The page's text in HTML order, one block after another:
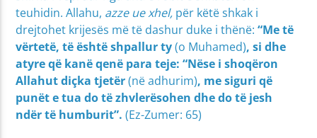
teuhidin. Allahu, azze ue xhel, për këtë shkak i
drejtohet krijesës më të dashur duke i thënë:“Me të
vërtetë, të është shpallur ty(o Muhamed), si dhe
atyre që kanë qenë para teje: “Nëse i shoqëron
Allahut diçka tjetër(në adhurim), me siguri që
punët e tua do të zhvlerësohen dhe do të jesh
ndër të humburit”.(Ez-Zumer: 65)